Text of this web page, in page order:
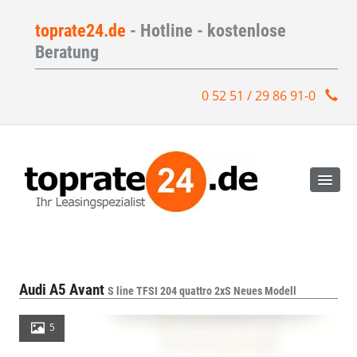
toprate24.de - Hotline - kostenlose
Beratung
0 52 51 / 29 86 91-0
Audi A5 Avant S line TFSI 204 quattro 2xS Neues Modell
5